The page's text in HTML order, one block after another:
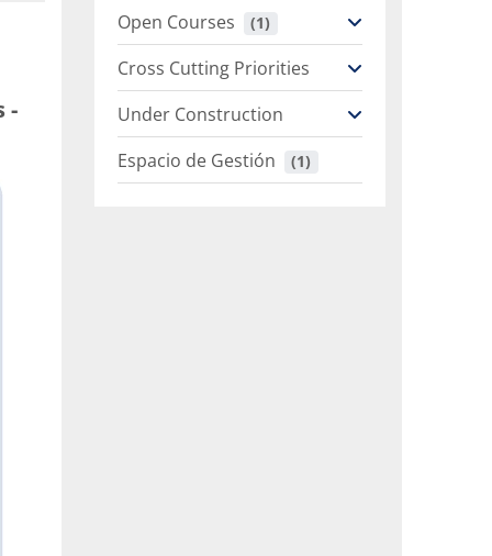
-
Open Courses (1)
Cross Cutting Priorities
Under Construction
Espacio de Gestión
(1)